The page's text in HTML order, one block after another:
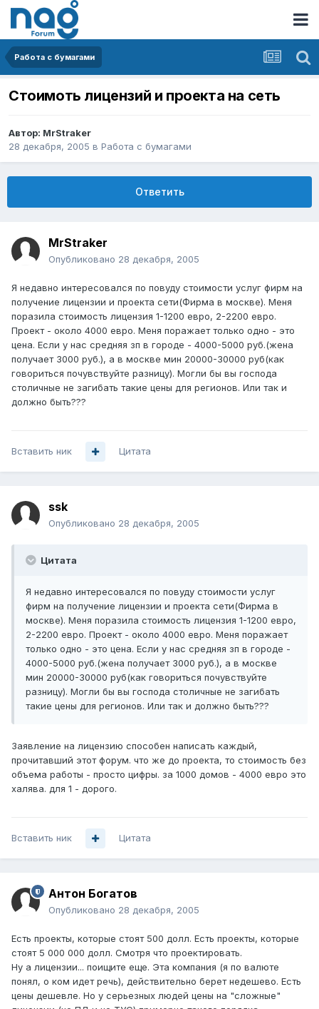
Работа с бумагами
Стоимоть лицензий и проекта на сеть
Автор: MrStraker
28 декабря, 2005 в Работа с бумагами
Ответить
MrStraker
Опубликовано 28 декабря, 2005
Я недавно интересовался по повуду стоимости услуг фирм на
получение лицензии и проекта сети(Фирма в москве). Меня
поразила стоимость лицензия 1-1200 евро, 2-2200 евро.
Проект - около 4000 евро. Меня поражает только одно - это
цена. Если у нас средняя зп в городе - 4000-5000 руб.(жена
получает 3000 руб.), а в москве мин 20000-30000 руб(как
говориться почувствуйте разницу). Могли бы вы господа
столичные не загибать такие цены для регионов. Или так и
должно быть???
Вставить ник Цитата
ssk
Опубликовано 28 декабря, 2005
Цитата
Я недавно интересовался по повуду стоимости услуг
фирм на получение лицензии и проекта сети(Фирма в
москве). Меня поразила стоимость лицензия 1-1200 евро,
2-2200 евро. Проект - около 4000 евро. Меня поражает
только одно - это цена. Если у нас средняя зп в городе -
4000-5000 руб.(жена получает 3000 руб.), а в москве
мин 20000-30000 руб(как говориться почувствуйте
разницу). Могли бы вы господа столичные не загибать
такие цены для регионов. Или так и должно быть???
Заявление на лицензию способен написать каждый,
прочитавший этот форум. что же до проекта, то стоимость без
объема работы - просто цифры. за 1000 домов - 4000 евро это
халява. для 1 - дорого.
Вставить ник Цитата
Антон Богатов
Опубликовано 28 декабря, 2005
Есть проекты, которые стоят 500 долл. Есть проекты, которые
стоят 5 000 000 долл. Смотря что проектировать.
Ну а лицензии... поищите еще. Эта компания (я по валюте
понял, о ком идет речь), действительно берет недешево. Есть
цены дешевле. Но у серьезных людей цены на "сложные"